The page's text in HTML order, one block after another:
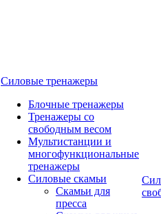
Силовые тренажеры
Блочные тренажеры
Тренажеры со
свободным весом
Мультистанции и
многофункциональные
тренажеры
Силовые скамьи
Скамьи для
пресса